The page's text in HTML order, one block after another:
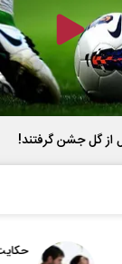
از گل جشن گرفتند!
یک تاریخ و دو زندگی